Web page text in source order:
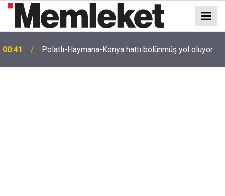
00:41 Polatlı-Haymana-Konya hattı bölünmüş yol oluyor